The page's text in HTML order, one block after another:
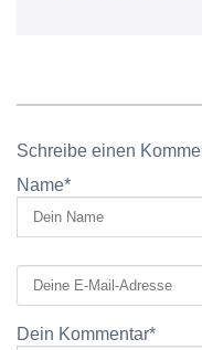
Schreibe einen
Name*
Dein Kommentar*